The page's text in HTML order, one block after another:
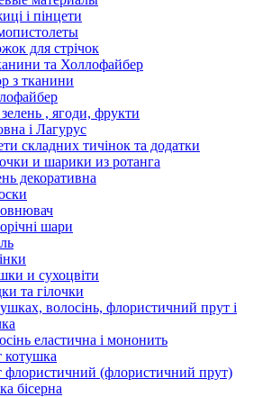
і пінцети
для стрічок
та Холлофайбер
з тканини
, ягоди, фрукти
і Лагурус
складних тичінок та додатки
и шарики из ротанга
декоративна
шари
и сухоцвіти
та гілочки
волосінь, флористичний прут і
еластична і мононить
котушка
флористичний (флористичний прут)
бісерна